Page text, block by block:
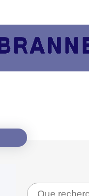
Recherche